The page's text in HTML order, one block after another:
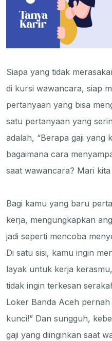
Siapa yang tidak
di kursi wawancara, siap
pertanyaan yang bisa
satu pertanyaan yang
adalah, “Berapa gaji yang
bagaimana cara
saat wawancara? Mari
Bagi kamu yang baru
kerja, mengungkapkan
jadi seperti mencoba
Di satu sisi, kamu ingin
layak untuk kerja
tidak ingin terkesan
Loker Banda Aceh pernah
kunci!” Dan sungguh,
gaji yang diinginkan saat